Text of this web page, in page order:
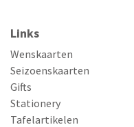
Links
Wenskaarten
Seizoenskaarten
Gifts
Stationery
Tafelartikelen